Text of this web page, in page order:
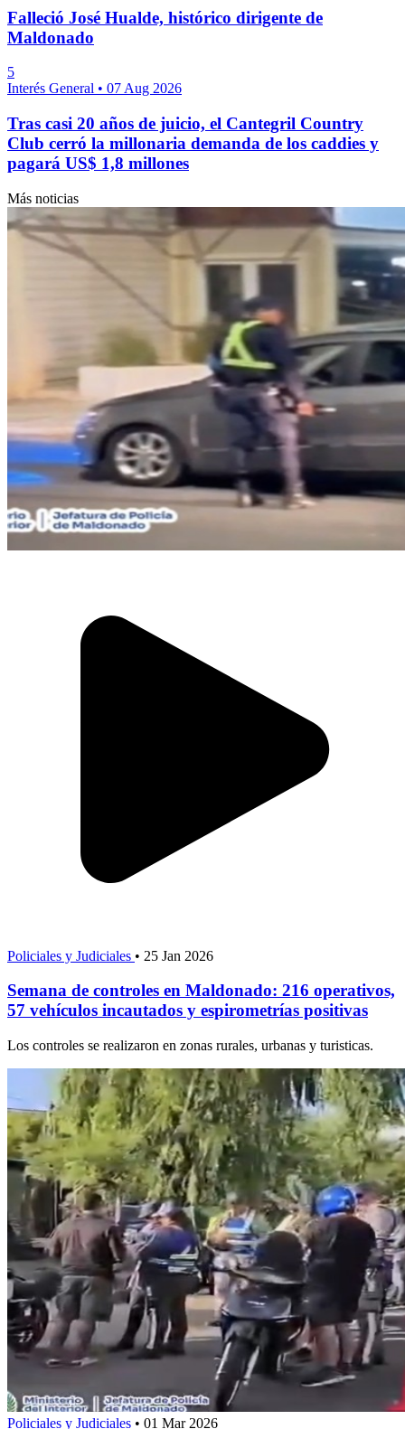
Falleció José Hualde, histórico dirigente de
Maldonado
5
Interés General • 07 Aug 2026
Tras casi 20 años de juicio, el Cantegril Country
Club cerró la millonaria demanda de los caddies y
pagará US$ 1,8 millones
Más noticias
Policiales y Judiciales • 25 Jan 2026
Semana de controles en Maldonado: 216 operativos,
57 vehículos incautados y espirometrías positivas
Los controles se realizaron en zonas rurales, urbanas y turisticas.
Policiales y Judiciales • 01 Mar 2026